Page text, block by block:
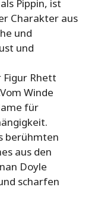
Pippin, ist
Charakter aus
und
und
Rhett
Winde
für
berühmten
aus den
Doyle
scharfen